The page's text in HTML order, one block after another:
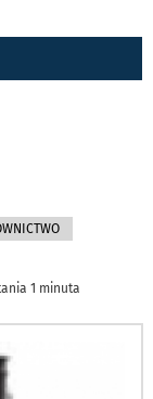
1 minuta